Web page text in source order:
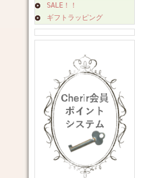
SALE！！
ギフトラッピング